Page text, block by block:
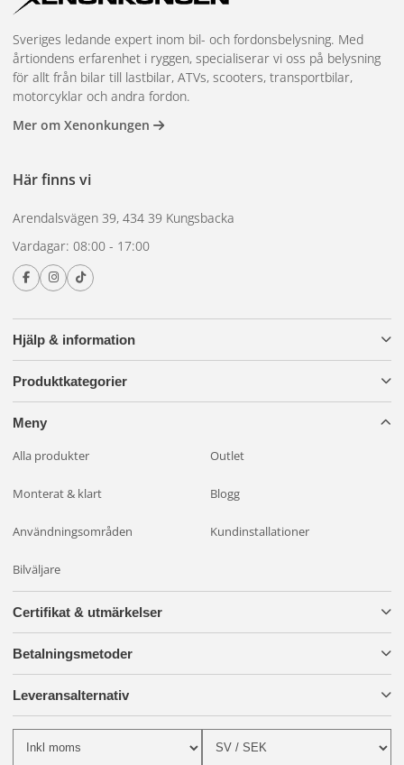
Hjälp & information
Produktkategorier
Meny
Alla produkter Outlet
Monterat & klart Blogg
Användningsområden Kundinstallationer
Bilväljare
Sveriges ledande expert inom bil- och fordonsbelysning. Med
årtiondens erfarenhet i ryggen, specialiserar vi oss på belysning
för allt från bilar till lastbilar, ATVs, scooters, transportbilar,
motorcyklar och andra fordon.
Mer om Xenonkungen
Här finns vi
Arendalsvägen 39, 434 39 Kungsbacka
Vardagar: 08:00 - 17:00
Certifikat & utmärkelser
Betalningsmetoder
Leveransalternativ